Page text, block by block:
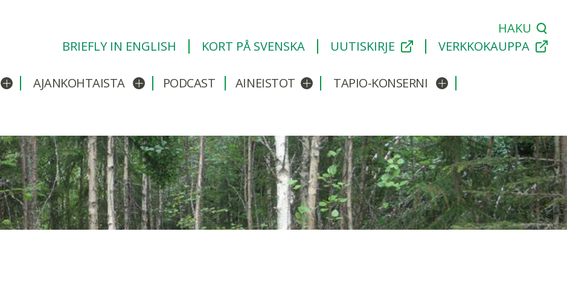
HAKU
BRIEFLY IN ENGLISH
KORT PÅ SVENSKA UUTISKIRJE VERKKOKAUPPA
Avaa/sulje alavalikko
AJANKOHTAISTA Avaa/sulje alavalikko
PODCAST AINEISTOT Avaa/sulje alavalikko
TAPIO-KONSERNI Avaa/sulje alavalikko